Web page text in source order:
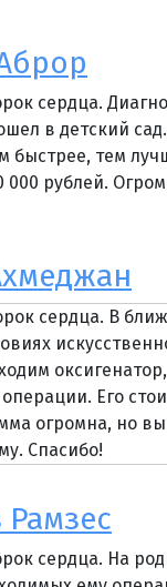
сердца.
в детский
быстрее, тем
рублей.
сердца. В
Его
огромна, но
Спасибо!
сердца. На